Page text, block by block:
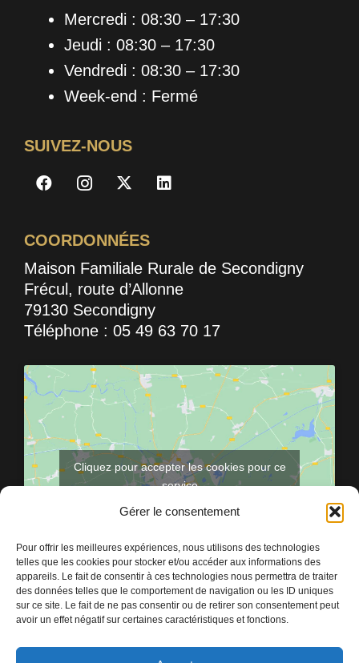
Gérer le consentement
Pour offrir les meilleures expériences, nous utilisons des technologies
telles que les cookies pour stocker et/ou accéder aux informations des
appareils. Le fait de consentir à ces technologies nous permettra de traiter
des données telles que le comportement de navigation ou les ID uniques
sur ce site. Le fait de ne pas consentir ou de retirer son consentement peut
avoir un effet négatif sur certaines caractéristiques et fonctions.
Mercredi : 08:30 – 17:30
Jeudi : 08:30 – 17:30
Vendredi : 08:30 – 17:30
Week-end : Fermé
SUIVEZ-NOUS
COORDONNÉES
Maison Familiale Rurale de Secondigny
Frécul, route d’Allonne
79130 Secondigny
Téléphone : 05 49 63 70 17
Cliquez pour accepter les cookies pour ce
service